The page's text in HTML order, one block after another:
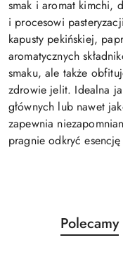
smak i aromat kimchi,
i procesowi
kapusty pekińskiej,
aromatycznych
smaku, ale także
zdrowie jelit. Idealna
głównych lub nawet
zapewnia
pragnie odkryć
Pomiń karuzelę
Produkty
o
Polecamy